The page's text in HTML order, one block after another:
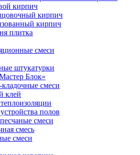
кирпич
кирпич
кирпич
плитка
смеси
штукатурки
Блок»
смеси
клей
полов
смеси
смесь
смеси